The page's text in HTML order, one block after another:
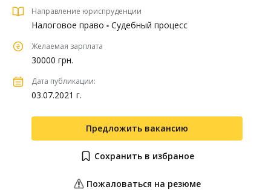
Направление юриспруденции
Налоговое право Судебный процесс
Желаемая зарплата
30000 грн.
Дата публикации:
03.07.2021 г.
Предложить вакансию
Сохранить в избраное
Пожаловаться на резюме